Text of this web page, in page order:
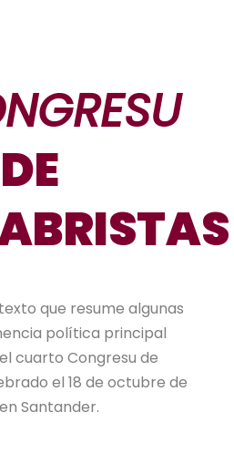
DE
que resume algunas
política principal
cuarto Congresu de
el 18 de octubre de
Santander.